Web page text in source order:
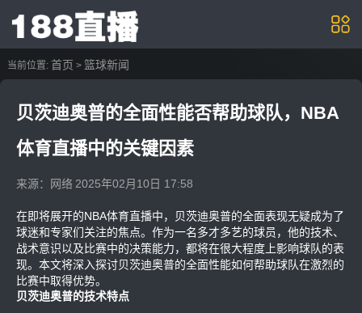
当前位置: 首页 > 篮球新闻
贝茨迪奥普的全面性能否帮助球队，NBA
体育直播中的关键因素
来源：网络 2025年02月10日 17:58
在即将展开的NBA体育直播中，贝茨迪奥普的全面表现无疑成为了
球迷和专家们关注的焦点。作为一名多才多艺的球员，他的技术、
战术意识以及比赛中的决策能力，都将在很大程度上影响球队的表
现。本文将深入探讨贝茨迪奥普的全面性能如何帮助球队在激烈的
比赛中取得优势。
贝茨迪奥普的技术特点